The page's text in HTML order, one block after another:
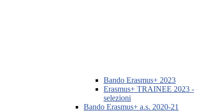
Bando Erasmus+ 2023
Erasmus+ TRAINEE 2023 -
selezioni
Bando Erasmus+ a.s. 2020-21